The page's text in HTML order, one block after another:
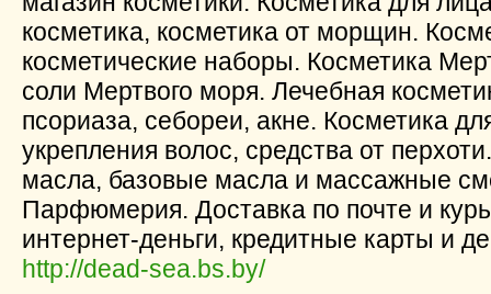
косметика, косметика от морщин.
косметические наборы. Косметика
соли Мертвого моря. Лечебная
псориаза, себореи, акне. Косметика
укрепления волос, средства от
масла, базовые масла и массажные
Парфюмерия. Доставка по почте и
интернет-деньги, кредитные карты и
http://dead-sea.bs.by/